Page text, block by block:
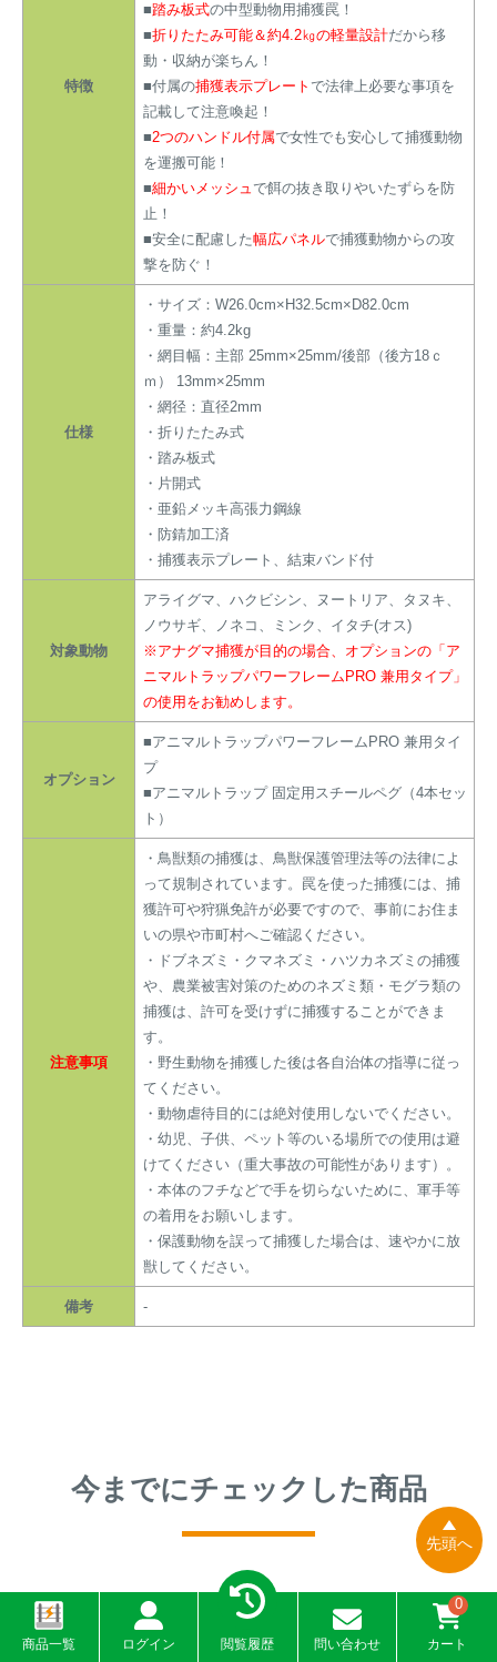
特徴
■踏み板式の中型動物用捕獲罠！
■折りたたみ可能＆約4.2㎏の軽量設計だから移
動・収納が楽ちん！
■付属の捕獲表示プレート で法律上必要な事項を
記載して注意喚起！
■2つのハンドル付属で女性でも安心して捕獲動物
を運搬可能！
■細かいメッシュ で餌の抜き取りやいたずらを防
止！
■安全に配慮した幅広パネルで捕獲動物からの攻
撃を防ぐ！
仕様
・サイズ：W26.0cm×H32.5cm×D82.0cm
・重量：約4.2kg
・網目幅：主部 25mm×25mm/後部（後方18ｃ
ｍ） 13mm×25mm
・網径：直径2mm
・折りたたみ式
・踏み板式
・片開式
・亜鉛メッキ高張力鋼線
・防錆加工済
・捕獲表示プレート、結束バンド付
対象動物
アライグマ、ハクビシン、ヌートリア、タヌキ、
ノウサギ、ノネコ、ミンク、イタチ(オス)
※アナグマ捕獲が目的の場合、オプションの「ア
ニマルトラップパワーフレームPRO 兼用タイプ」
の使用をお勧めします。
オプション
■アニマルトラップパワーフレームPRO 兼用タイ
プ
■アニマルトラップ 固定用スチールペグ（4本セッ
ト）
注意事項
・鳥獣類の捕獲は、鳥獣保護管理法等の法律によ
って規制されています。罠を使った捕獲には、捕
獲許可や狩猟免許が必要ですので、事前にお住ま
いの県や市町村へご確認ください。
・ドブネズミ・クマネズミ・ハツカネズミの捕獲
や、農業被害対策のためのネズミ類・モグラ類の
捕獲は、許可を受けずに捕獲することができま
す。
・野生動物を捕獲した後は各自治体の指導に従っ
てください。
・動物虐待目的には絶対使用しないでください。
・幼児、子供、ペット等のいる場所での使用は避
けてください（重大事故の可能性があります）。
・本体のフチなどで手を切らないために、軍手等
の着用をお願いします。
・保護動物を誤って捕獲した場合は、速やかに放
獣してください。
備考 -
今までにチェックした商品
商品一覧 ログイン 閲覧履歴 問い合わせ
0
カート
先頭へ